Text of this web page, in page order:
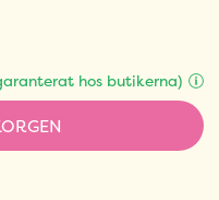
hos butikerna)